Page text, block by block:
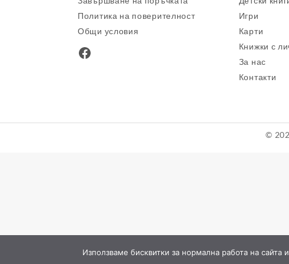
Политика на поверителност
Общи условия
Facebook
Игри
Карти
Книжки с
За нас
Контакти
©
Използваме бисквитки за нормална работа на сайта